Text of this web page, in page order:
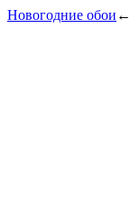
Новогодние обои ←